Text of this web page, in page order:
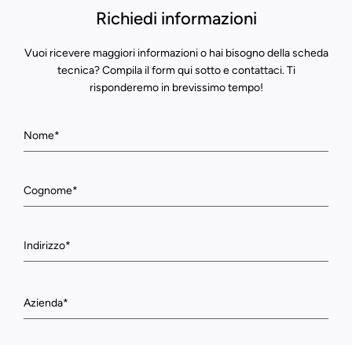
Richiedi informazioni
Vuoi ricevere maggiori informazioni o hai bisogno della scheda
tecnica? Compila il form qui sotto e contattaci. Ti
risponderemo in brevissimo tempo!